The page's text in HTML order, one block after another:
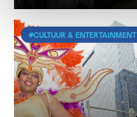
#CULTUUR & ENTERTAINMENT